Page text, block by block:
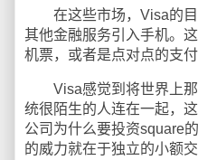
在这些市场，Visa的目
其他金融服务引入手机。
机票，或者是点对点的支付
Visa感觉到将世界上那
统很陌生的人连在一起，
公司为什么要投资square
的威力就在于独立的小额